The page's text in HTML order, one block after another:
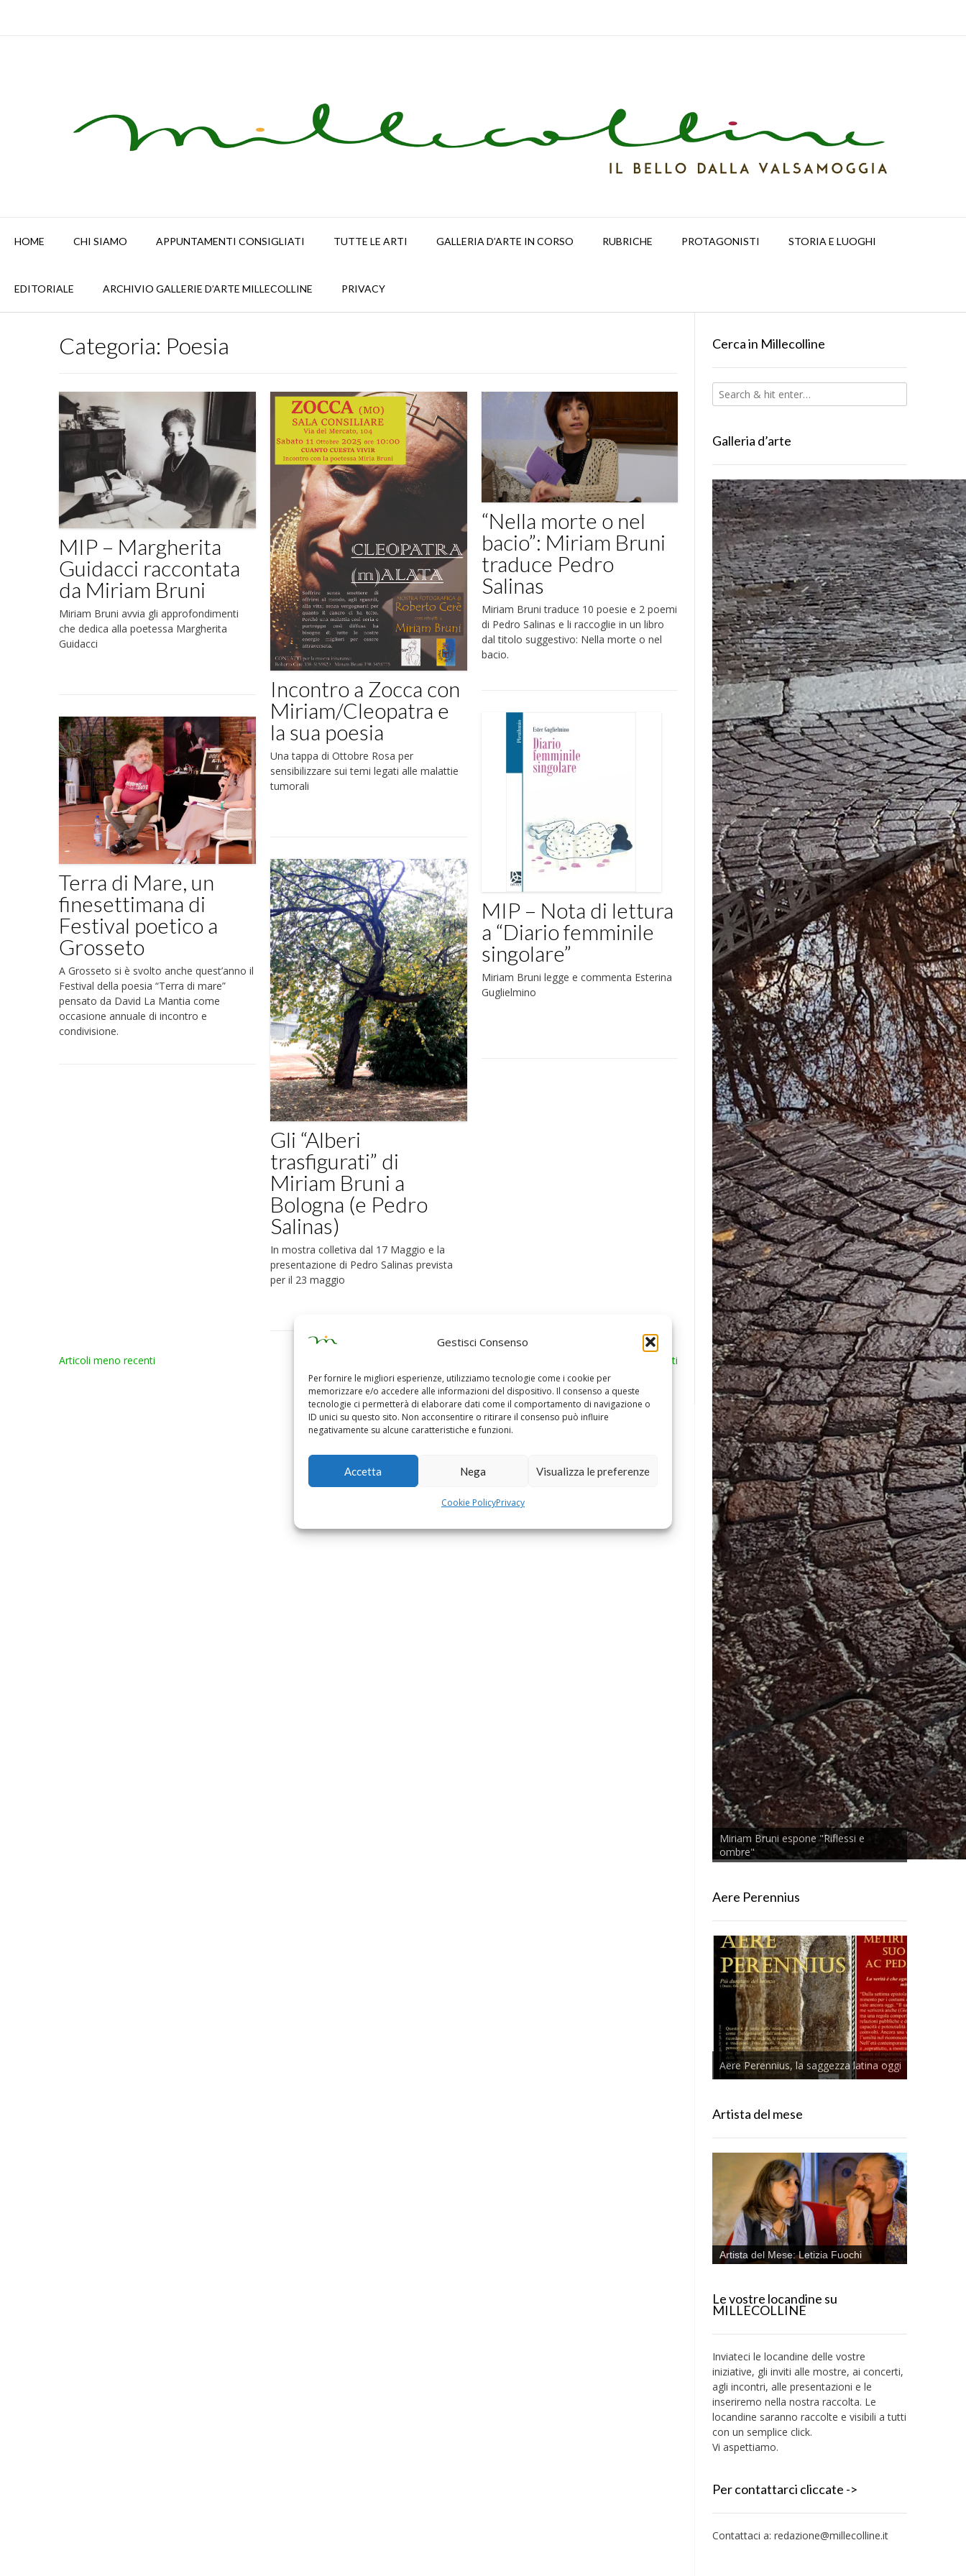
Gestisci Consenso
Per fornire le migliori esperienze, utilizziamo tecnologie come i cookie per
memorizzare e/o accedere alle informazioni del dispositivo. Il consenso a queste
tecnologie ci permetterà di elaborare dati come il comportamento di navigazione o
ID unici su questo sito. Non acconsentire o ritirare il consenso può influire
negativamente su alcune caratteristiche e funzioni.
Accetta Nega Visualizza le preferenze
Cookie PolicyPrivacy
HOME CHI SIAMO APPUNTAMENTI CONSIGLIATI TUTTE LE ARTI GALLERIA D’ARTE IN CORSO RUBRICHE PROTAGONISTI STORIA E LUOGHI
EDITORIALE ARCHIVIO GALLERIE D’ARTE MILLECOLLINE PRIVACY
Categoria: Poesia
MIP – Margherita
Guidacci raccontata
da Miriam Bruni
Miriam Bruni avvia gli approfondimenti
che dedica alla poetessa Margherita
Guidacci
Incontro a Zocca con
Miriam/Cleopatra e
la sua poesia
Una tappa di Ottobre Rosa per
sensibilizzare sui temi legati alle malattie
tumorali
“Nella morte o nel
bacio”: Miriam Bruni
traduce Pedro
Salinas
Miriam Bruni traduce 10 poesie e 2 poemi
di Pedro Salinas e li raccoglie in un libro
dal titolo suggestivo: Nella morte o nel
bacio.
MIP – Nota di lettura
a “Diario femminile
singolare”
Miriam Bruni legge e commenta Esterina
Guglielmino
Terra di Mare, un
finesettimana di
Festival poetico a
Grosseto
A Grosseto si è svolto anche quest’anno il
Festival della poesia “Terra di mare”
pensato da David La Mantia come
occasione annuale di incontro e
condivisione.
Gli “Alberi
trasfigurati” di
Miriam Bruni a
Bologna (e Pedro
Salinas)
In mostra colletiva dal 17 Maggio e la
presentazione di Pedro Salinas prevista
per il 23 maggio
Navigazione
Articoli meno recenti Articoli seguenti
Cerca in Millecolline
Galleria d’arte
Miriam Bruni espone "Riflessi e
ombre"
Aere Perennius
Aere Perennius, la saggezza latina oggi
Artista del mese
Artista del Mese: Letizia Fuochi
Le vostre locandine su
MILLECOLLINE
Inviateci le locandine delle vostre
iniziative, gli inviti alle mostre, ai concerti,
agli incontri, alle presentazioni e le
inseriremo nella nostra raccolta. Le
locandine saranno raccolte e visibili a tutti
con un semplice click.
Vi aspettiamo.
Per contattarci cliccate ->
Contattaci a: redazione@millecolline.it